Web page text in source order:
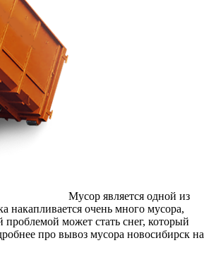
Мусор является одной из
накапливается очень много мусора,
может стать снег, который
про вывоз мусора новосибирск на